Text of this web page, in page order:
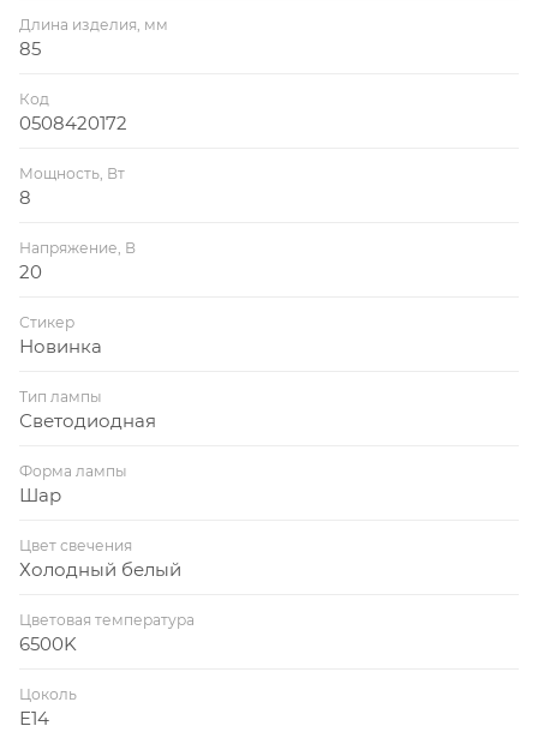
Длина изделия, мм
85
Код
0508420172
Мощность, Вт
8
Напряжение, В
20
Стикер
Новинка
Тип лампы
Светодиодная
Форма лампы
Шар
Цвет свечения
Холодный белый
Цветовая температура
6500K
Цоколь
Е14